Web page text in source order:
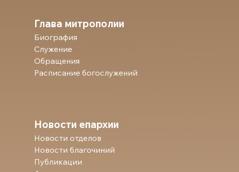
Глава митрополии
Биография
Служение
Обращения
Расписание богослужений
Новости епархии
Новости отделов
Новости благочиний
Публикации